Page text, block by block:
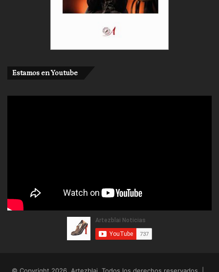
Estamos en Youtube